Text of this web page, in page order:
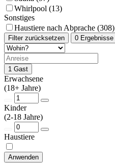
Whirlpool (13)
Sonstiges
Haustiere nach Abprache (308)
Filter zurücksetzen 0 Ergebnisse
1 Gast
Erwachsene
(18+ Jahre)
Kinder
(2-18 Jahre)
Haustiere
Anwenden